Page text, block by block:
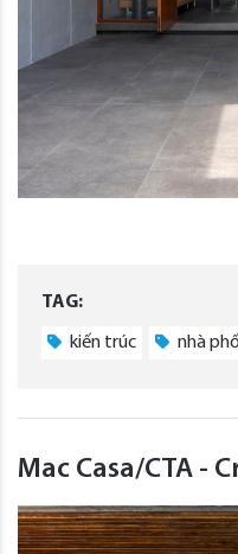
TAG:
kiến trúc nhà phố
Mac Casa/CTA -